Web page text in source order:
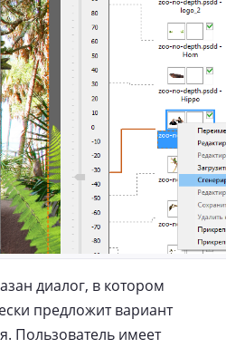
диалог, в котором
предложит вариант
Пользователь имеет